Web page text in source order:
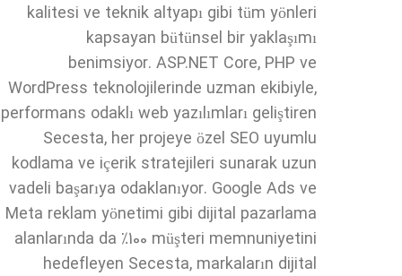
kalitesi ve teknik altyapı gibi tüm yönleri
kapsayan bütünsel bir yaklaşımı
benimsiyor. ASP.NET Core, PHP ve
WordPress teknolojilerinde uzman ekibiyle,
performans odaklı web yazılımları geliştiren
Secesta, her projeye özel SEO uyumlu
kodlama ve içerik stratejileri sunarak uzun
vadeli başarıya odaklanıyor. Google Ads ve
Meta reklam yönetimi gibi dijital pazarlama
alanlarında da %100 müşteri memnuniyetini
hedefleyen Secesta, markaların dijital